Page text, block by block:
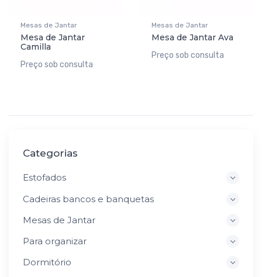
Categorias
Estofados
Cadeiras bancos e banquetas
Mesas de Jantar
Para organizar
Dormitório
Mesas de Jantar
Mesa de Jantar
Camilla
Preço sob consulta
Mesas de Jantar
Mesa de Jantar Ava
Preço sob consulta